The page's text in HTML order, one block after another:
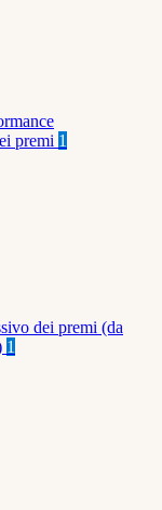
premi 1
dei premi (da
1